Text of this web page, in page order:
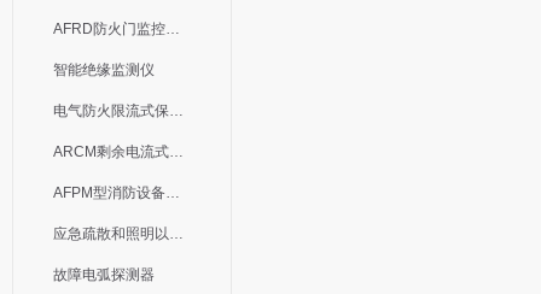
AFRD防火门监控模块
智能绝缘监测仪
电气防火限流式保护器
ARCM剩余电流式电气火灾监控装置
AFPM型消防设备电源监控系统
应急疏散和照明以及灯具
故障电弧探测器